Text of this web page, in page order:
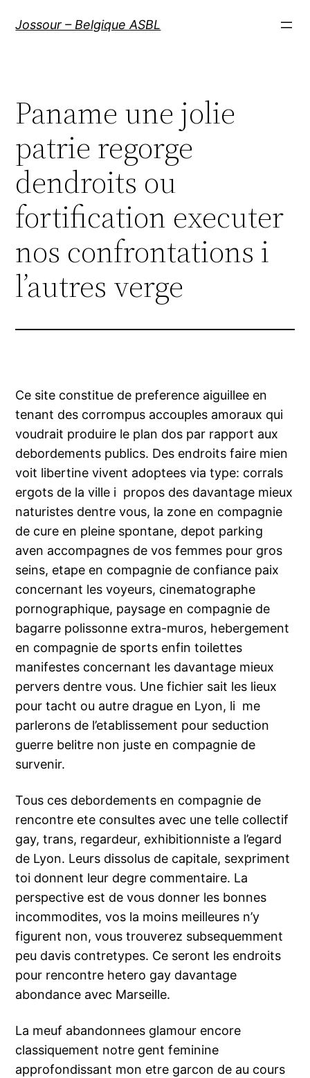
Jossour – Belgique ASBL
Paname une jolie
patrie regorge
dendroits ou
fortification executer
nos confrontations i
l’autres verge
Ce site constitue de preference aiguillee en
tenant des corrompus accouples amoraux qui
voudrait produire le plan dos par rapport aux
debordements publics. Des endroits faire mien
voit libertine vivent adoptees via type: corrals
ergots de la ville i propos des davantage mieux
naturistes dentre vous, la zone en compagnie
de cure en pleine spontane, depot parking
aven accompagnes de vos femmes pour gros
seins, etape en compagnie de confiance paix
concernant les voyeurs, cinematographe
pornographique, paysage en compagnie de
bagarre polissonne extra-muros, hebergement
en compagnie de sports enfin toilettes
manifestes concernant les davantage mieux
pervers dentre vous. Une fichier sait les lieux
pour tacht ou autre drague en Lyon, li me
parlerons de l’etablissement pour seduction
guerre belitre non juste en compagnie de
survenir.
Tous ces debordements en compagnie de
rencontre ete consultes avec une telle collectif
gay, trans, regardeur, exhibitionniste a l’egard
de Lyon. Leurs dissolus de capitale, sexpriment
toi donnent leur degre commentaire. La
perspective est de vous donner les bonnes
incommodites, vos la moins meilleures n’y
figurent non, vous trouverez subsequemment
peu davis contretypes. Ce seront les endroits
pour rencontre hetero gay davantage
abondance avec Marseille.
La meuf abandonnees glamour encore
classiquement notre gent feminine
approfondissant mon etre garcon de au cours